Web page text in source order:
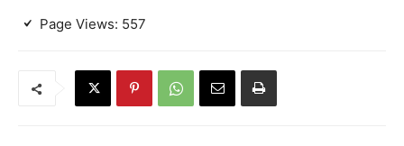
Page Views: 557